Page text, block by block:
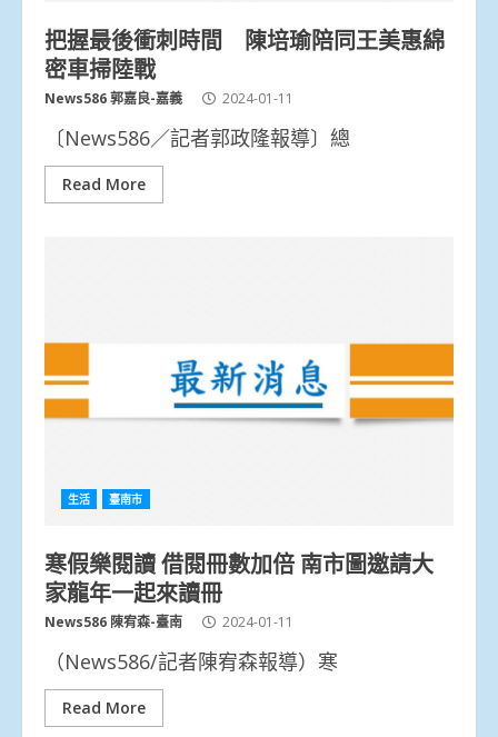
把握最後衝刺時間 陳培瑜陪同王美惠綿
密車掃陸戰
News586 郭嘉良-嘉義 2024-01-11
〔News586／記者郭政隆報導〕總
Read More
生活 臺南市
寒假樂閱讀 借閱冊數加倍 南市圖邀請大
家龍年一起來讀冊
News586 陳宥森-臺南 2024-01-11
（News586/記者陳宥森報導）寒
Read More